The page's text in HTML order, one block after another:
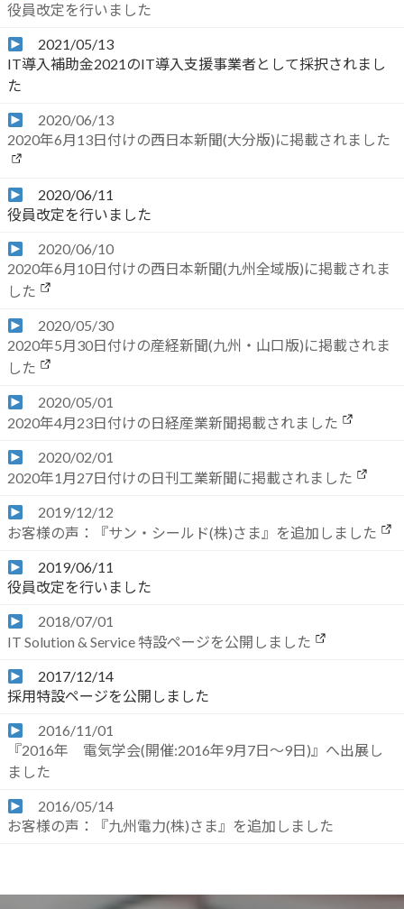
役員改定を行いました
2021/05/13
IT導入補助金2021のIT導入支援事業者として採択されまし
た
2020/06/13
2020年6月13日付けの西日本新聞(大分版)に掲載されました
2020/06/11
役員改定を行いました
2020/06/10
2020年6月10日付けの西日本新聞(九州全域版)に掲載されま
した
2020/05/30
2020年5月30日付けの産経新聞(九州・山口版)に掲載されま
した
2020/05/01
2020年4月23日付けの日経産業新聞掲載されました
2020/02/01
2020年1月27日付けの日刊工業新聞に掲載されました
2019/12/12
お客様の声：『サン・シールド(株)さま』を追加しました
2019/06/11
役員改定を行いました
2018/07/01
IT Solution & Service 特設ページを公開しました
2017/12/14
採用特設ページを公開しました
2016/11/01
『2016年 電気学会(開催:2016年9月7日～9日)』へ出展し
ました
2016/05/14
お客様の声：『九州電力(株)さま』を追加しました